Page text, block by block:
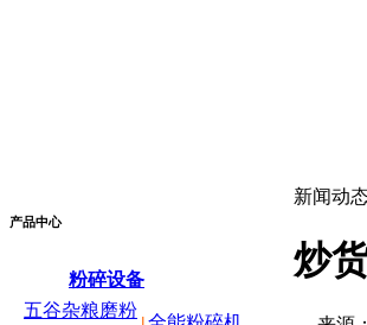
产品中心
粉碎设备
五谷杂粮磨粉
新闻动
炒